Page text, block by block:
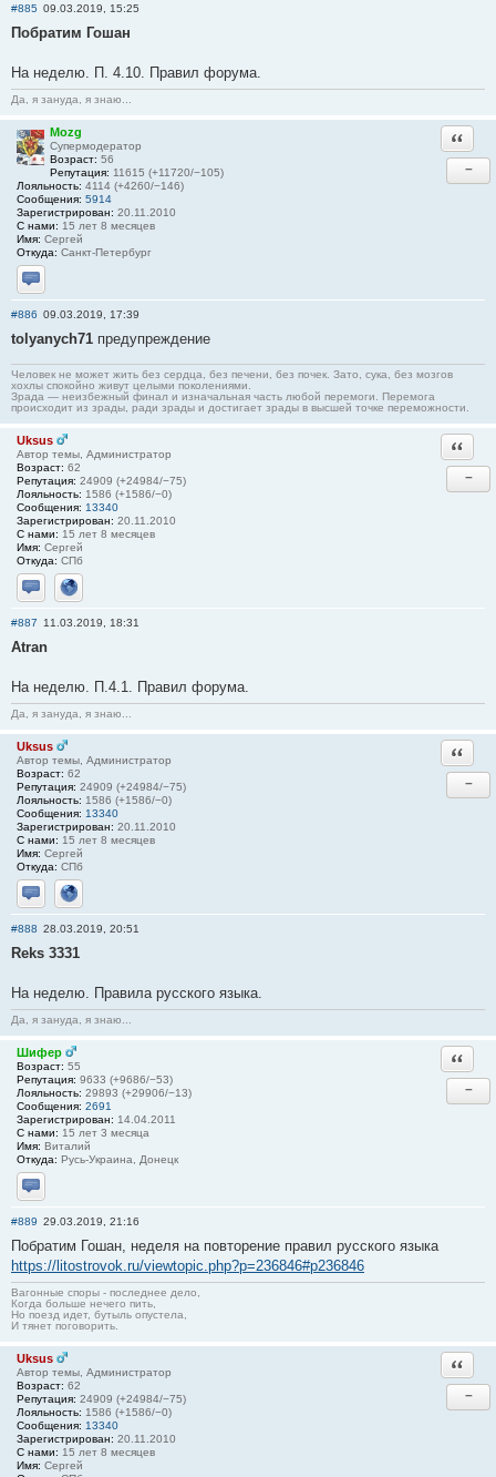
#885 09.03.2019, 15:25
Побратим Гошан
На неделю. П. 4.10. Правил форума.
Да, я зануда, я знаю...
Mozg
Супермодератор
Возраст: 56
Репутация: 11615 (+11720/−105)
Лояльность: 4114 (+4260/−146)
Сообщения: 5914
Зарегистрирован: 20.11.2010
С нами: 15 лет 8 месяцев
Имя: Сергей
Откуда: Санкт-Петербург
Отправить личное сообщение
−
#886 09.03.2019, 17:39
tolyanych71 предупреждение
Человек не может жить без сердца, без печени, без почек. Зато, сука, без мозгов
хохлы спокойно живут целыми поколениями.
Зрада — неизбежный финал и изначальная часть любой перемоги. Перемога
происходит из зрады, ради зрады и достигает зрады в высшей точке переможности.
Uksus
Автор темы, Администратор
Возраст: 62
Репутация: 24909 (+24984/−75)
Лояльность: 1586 (+1586/−0)
Сообщения: 13340
Зарегистрирован: 20.11.2010
С нами: 15 лет 8 месяцев
Имя: Сергей
Откуда: СПб
Отправить личное сообщение
Сайт
−
#887 11.03.2019, 18:31
Atran
На неделю. П.4.1. Правил форума.
Да, я зануда, я знаю...
Uksus
Автор темы, Администратор
Возраст: 62
Репутация: 24909 (+24984/−75)
Лояльность: 1586 (+1586/−0)
Сообщения: 13340
Зарегистрирован: 20.11.2010
С нами: 15 лет 8 месяцев
Имя: Сергей
Откуда: СПб
Отправить личное сообщение
Сайт
−
#888 28.03.2019, 20:51
Reks 3331
На неделю. Правила русского языка.
Да, я зануда, я знаю...
Шифер
Возраст: 55
Репутация: 9633 (+9686/−53)
Лояльность: 29893 (+29906/−13)
Сообщения: 2691
Зарегистрирован: 14.04.2011
С нами: 15 лет 3 месяца
Имя: Виталий
Откуда: Русь-Украина, Донецк
Отправить личное сообщение
−
#889 29.03.2019, 21:16
Побратим Гошан, неделя на повторение правил русского языка
https://litostrovok.ru/viewtopic.php?p=236846#p236846
Вагонные споры - последнее дело,
Когда больше нечего пить,
Но поезд идет, бутыль опустела,
И тянет поговорить.
Uksus
Автор темы, Администратор
Возраст: 62
Репутация: 24909 (+24984/−75)
Лояльность: 1586 (+1586/−0)
Сообщения: 13340
Зарегистрирован: 20.11.2010
С нами: 15 лет 8 месяцев
Имя: Сергей
−